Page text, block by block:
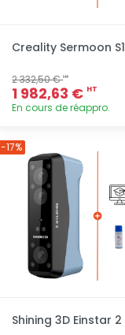
Creality Sermoon S1
2 332,50 €HT
1 982,63 € HT
En cours de réappro.
rapide
Shining 3D Einstar 2
-17%